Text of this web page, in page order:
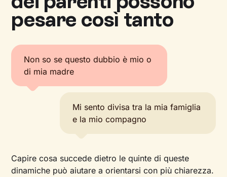
pesare così tanto
Non so se questo dubbio è mio o
di mia madre
Mi sento divisa tra la mia famiglia
e la mio compagno
Capire cosa succede dietro le quinte di queste
dinamiche può aiutare a orientarsi con più chiarezza.